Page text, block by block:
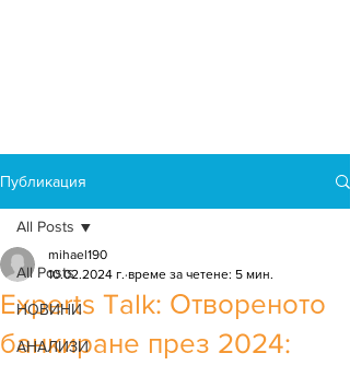
Публикация
All Posts
НОВИНИ
АНАЛИЗИ
All Posts
Experts Talk: Отвореното
банкиране през 2024:
mihael190
10.02.2024 г. време за четене: 5 мин.